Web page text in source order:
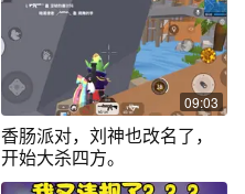
09:03
香肠派对，刘神也改名了，
开始大杀四方。